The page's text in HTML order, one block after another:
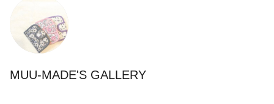
MUU-MADE'S GALLERY